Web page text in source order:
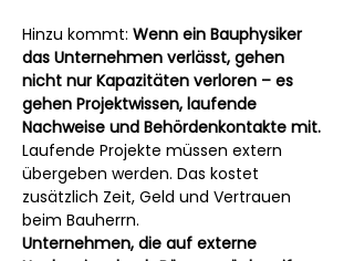
Hinzu kommt: Wenn ein Bauphysiker
das Unternehmen verlässt, gehen
nicht nur Kapazitäten verloren – es
gehen Projektwissen, laufende
Nachweise und Behördenkontakte mit.
Laufende Projekte müssen extern
übergeben werden. Das kostet
zusätzlich Zeit, Geld und Vertrauen
beim Bauherrn.
Unternehmen, die auf externe